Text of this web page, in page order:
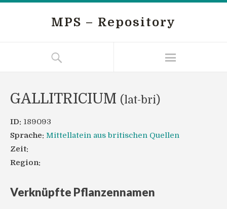
MPS – Repository
GALLITRICIUM (lat-bri)
ID: 189093
Sprache: Mittellatein aus britischen Quellen
Zeit:
Region:
Verknüpfte Pflanzennamen